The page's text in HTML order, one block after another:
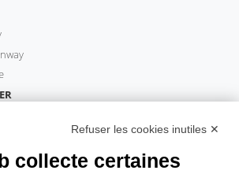
Refuser les cookies inutiles ✕
collecte certaines